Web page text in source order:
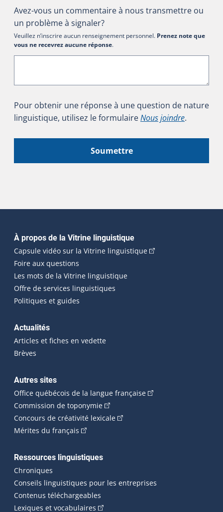
Avez-vous un commentaire à nous transmettre ou
un problème à signaler?
Veuillez n’inscrire aucun renseignement personnel. Prenez note que
vous ne recevrez aucune réponse.
Pour obtenir une réponse à une question de nature
linguistique, utilisez le formulaireNous joindre.
Soumettre
Navigation principale
À propos de la Vitrine linguistique
Capsule vidéo sur la Vitrine linguistique(Cet hyperlien
Foire aux questions
Les mots de la Vitrine linguistique
Offre de services linguistiques
Politiques et guides
Actualités
Articles et fiches en vedette
Brèves
Autres sites
Office québécois de la langue française(Cet hyperlien
Commission de toponymie(Cet hyperlien externe s'ouvrira
Concours de créativité lexicale(Cet hyperlien externe
Mérites du français (Cet hyperlien externe s'ouvrira dans une
Ressources linguistiques
Chroniques
Conseils linguistiques pour les entreprises
Contenus téléchargeables
Lexiques et vocabulaires (Cet hyperlien externe s'ouvrira